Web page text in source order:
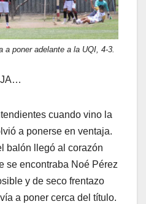
poner adelante a la UQI, 4-3.
cuando vino la
a ponerse en ventaja.
balón llegó al corazón
se encontraba Noé Pérez
y de seco frentazo
a poner cerca del título.